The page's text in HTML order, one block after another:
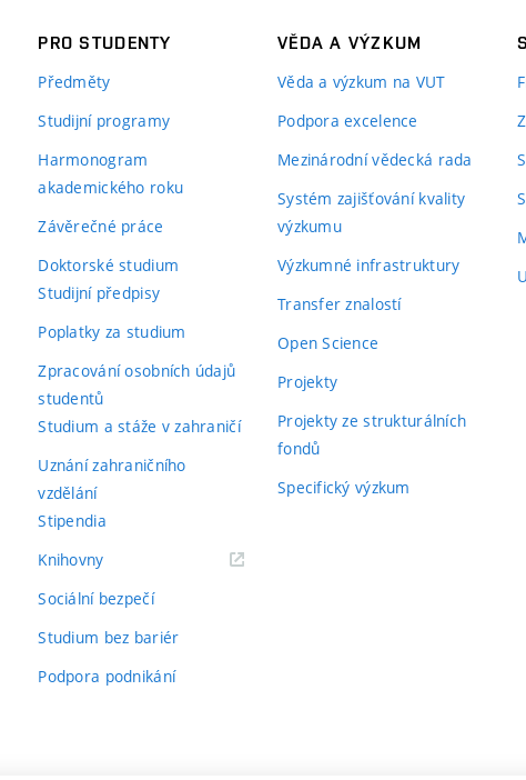
PRO STUDENTY
Předměty
Studijní programy
Harmonogram
akademického roku
Závěrečné práce
Doktorské studium
Studijní předpisy
Poplatky za studium
Zpracování osobních údajů
studentů
Studium a stáže v zahraničí
Uznání zahraničního
vzdělání
Stipendia
Knihovny(externí
Sociální bezpečí
Studium bez bariér
Podpora podnikání
VĚDA A VÝZKUM
Věda a výzkum na VUT
Podpora excelence
Mezinárodní vědecká rada
Systém zajišťování kvality
výzkumu
Výzkumné infrastruktury
Transfer znalostí
Open Science
Projekty
Projekty ze strukturálních
fondů
Specifický výzkum